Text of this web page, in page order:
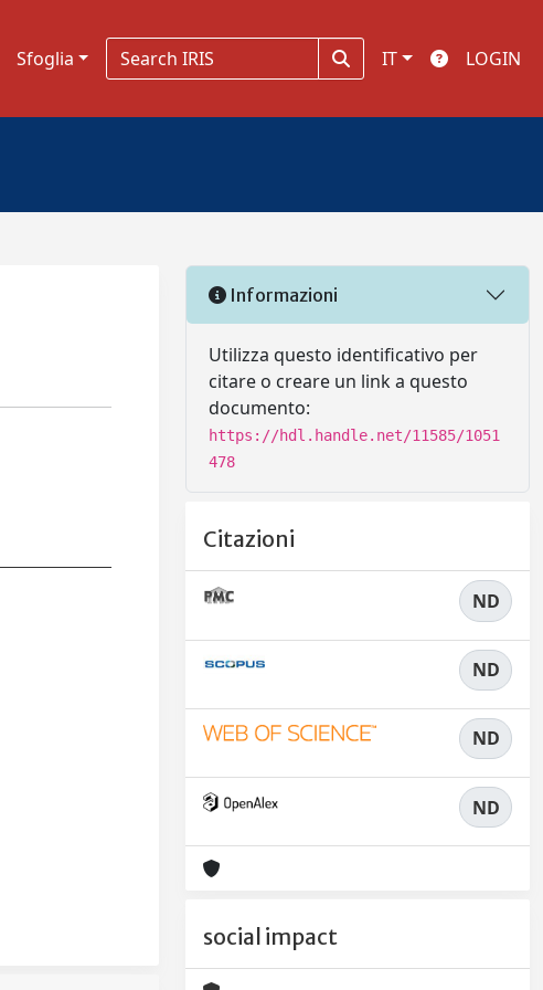
Sfoglia IT LOGIN
Informazioni
Utilizza questo identificativo per
citare o creare un link a questo
documento:
https://hdl.handle.net/11585/1051
478
Citazioni
ND
ND
ND
ND
social impact